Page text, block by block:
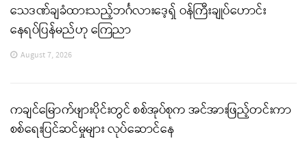
သေဒဏ်ချခံထားသည့်ဘင်္ဂလားဒေ့ရှ် ဝန်ကြီးချုပ်ဟောင်း
နေရပ်ပြန်မည်ဟု ကြေညာ
August 7, 2026
ကချင်မြောက်ဖျားပိုင်းတွင် စစ်အုပ်စုက အင်အားဖြည့်တင်းကာ
စစ်ရေးပြင်ဆင်မှုများ လုပ်ဆောင်နေ